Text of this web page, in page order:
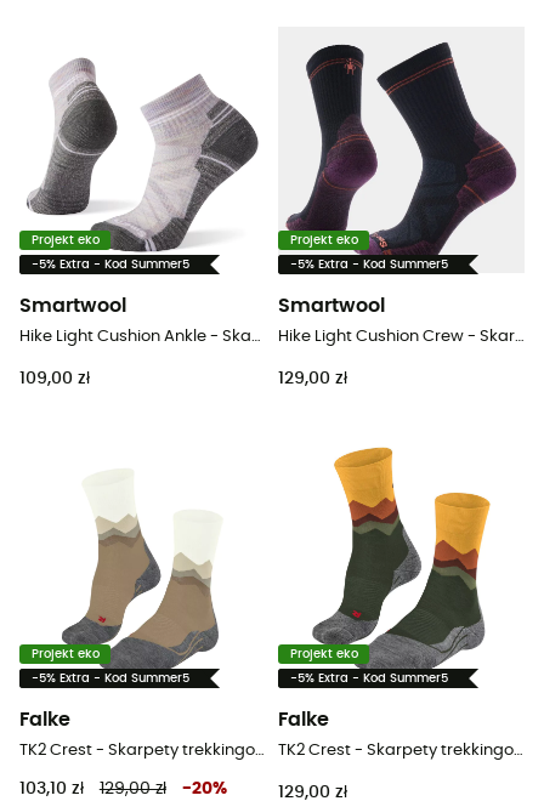
Projekt eko
-5% Extra - Kod Summer5
Smartwool
Hike Light Cushion Ankle - Skarpety trekkingowe damskie
109,00 zł
Projekt eko
-5% Extra - Kod Summer5
Smartwool
Hike Light Cushion Crew - Skarpety trekkingowe damskie
129,00 zł
Projekt eko
-5% Extra - Kod Summer5
Falke
103,10 zł 129,00 zł -20%
Projekt eko
-5% Extra - Kod Summer5
Falke
129,00 zł